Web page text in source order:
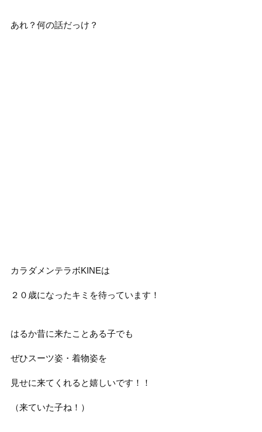
あれ？何の話だっけ？
カラダメンテラボKINEは
２０歳になったキミを待っています！
はるか昔に来たことある子でも
ぜひスーツ姿・着物姿を
見せに来てくれると嬉しいです！！
（来ていた子ね！）